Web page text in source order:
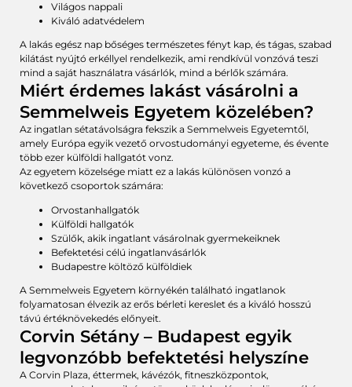
Világos nappali
Kiváló adatvédelem
A lakás egész nap bőséges természetes fényt kap, és tágas, szabad
kilátást nyújtó erkéllyel rendelkezik, ami rendkívül vonzóvá teszi
mind a saját használatra vásárlók, mind a bérlők számára.
Miért érdemes lakást vásárolni a
Semmelweis Egyetem közelében?
Az ingatlan sétatávolságra fekszik a Semmelweis Egyetemtől,
amely Európa egyik vezető orvostudományi egyeteme, és évente
több ezer külföldi hallgatót vonz.
Az egyetem közelsége miatt ez a lakás különösen vonzó a
következő csoportok számára:
Orvostanhallgatók
Külföldi hallgatók
Szülők, akik ingatlant vásárolnak gyermekeiknek
Befektetési célú ingatlanvásárlók
Budapestre költöző külföldiek
A Semmelweis Egyetem környékén található ingatlanok
folyamatosan élvezik az erős bérleti kereslet és a kiváló hosszú
távú értéknövekedés előnyeit.
Corvin Sétány – Budapest egyik
legvonzóbb befektetési helyszíne
A Corvin Plaza, éttermek, kávézók, fitneszközpontok,